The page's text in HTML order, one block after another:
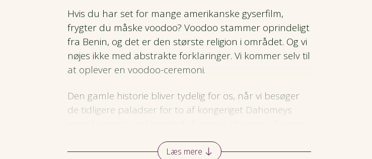
Hvis du har set for mange amerikanske gyserfilm,
frygter du måske voodoo? Voodoo stammer oprindeligt
fra Benin, og det er den største religion i området. Og vi
nøjes ikke med abstrakte forklaringer. Vi kommer selv til
at oplever en voodoo-ceremoni.
Den gamle historie bliver tydelig for os, når vi besøger
de tidligere paladser for to af kongeriget Dahomeys
mens det i det nuværende Benin er beundret for sin
Læs mere